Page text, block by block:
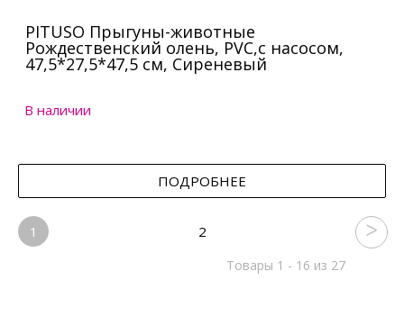
PITUSO Прыгуны-животные
Рождественский олень, PVC,с насосом,
47,5*27,5*47,5 см, Сиреневый
В наличии
ПОДРОБНЕЕ
1 2
Товары 1 - 16 из 27